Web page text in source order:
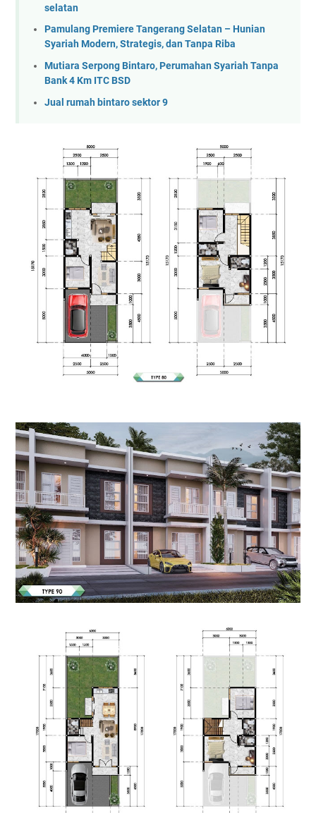
selatan
Pamulang Premiere Tangerang Selatan – Hunian
Syariah Modern, Strategis, dan Tanpa Riba
Mutiara Serpong Bintaro, Perumahan Syariah Tanpa
Bank 4 Km ITC BSD
Jual rumah bintaro sektor 9